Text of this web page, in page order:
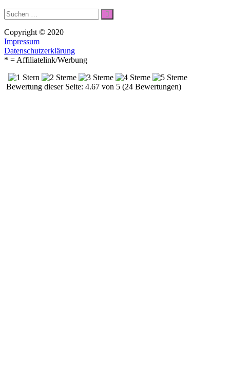
Suche
nach:
Suchen
Copyright © 2020
Impressum
Datenschutzerklärung
* = Affiliatelink/Werbung
Bewertung dieser Seite: 4.67 von 5 (24 Bewertungen)